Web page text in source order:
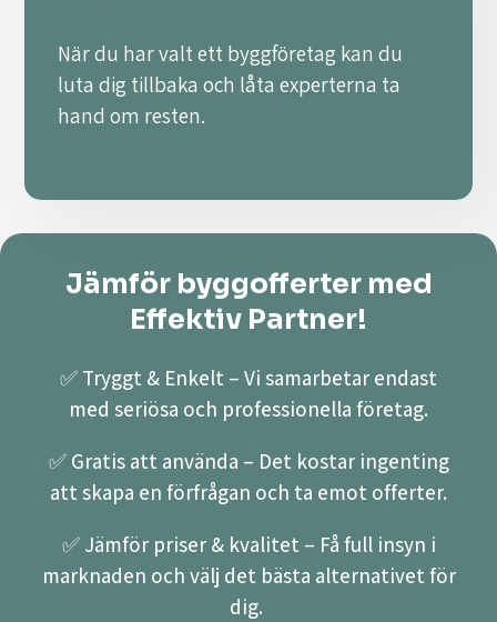
När du har valt ett byggföretag kan du
luta dig tillbaka och låta experterna ta
hand om resten.
Jämför byggofferter med
Effektiv Partner!
✅ Tryggt & Enkelt – Vi samarbetar endast
med seriösa och professionella företag.
✅ Gratis att använda – Det kostar ingenting
att skapa en förfrågan och ta emot offerter.
✅ Jämför priser & kvalitet – Få full insyn i
marknaden och välj det bästa alternativet för
dig.